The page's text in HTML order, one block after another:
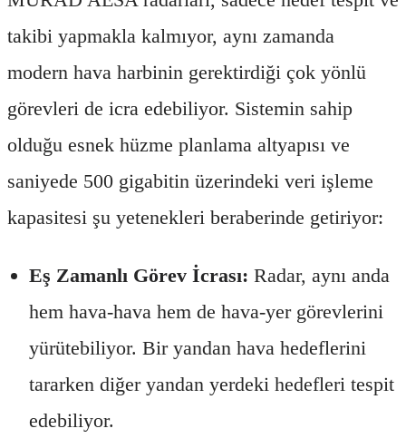
takibi yapmakla kalmıyor, aynı zamanda
modern hava harbinin gerektirdiği çok yönlü
görevleri de icra edebiliyor. Sistemin sahip
olduğu esnek hüzme planlama altyapısı ve
saniyede 500 gigabitin üzerindeki veri işleme
kapasitesi şu yetenekleri beraberinde getiriyor:
Eş Zamanlı Görev İcrası: Radar, aynı anda
hem hava-hava hem de hava-yer görevlerini
yürütebiliyor. Bir yandan hava hedeflerini
tararken diğer yandan yerdeki hedefleri tespit
edebiliyor.